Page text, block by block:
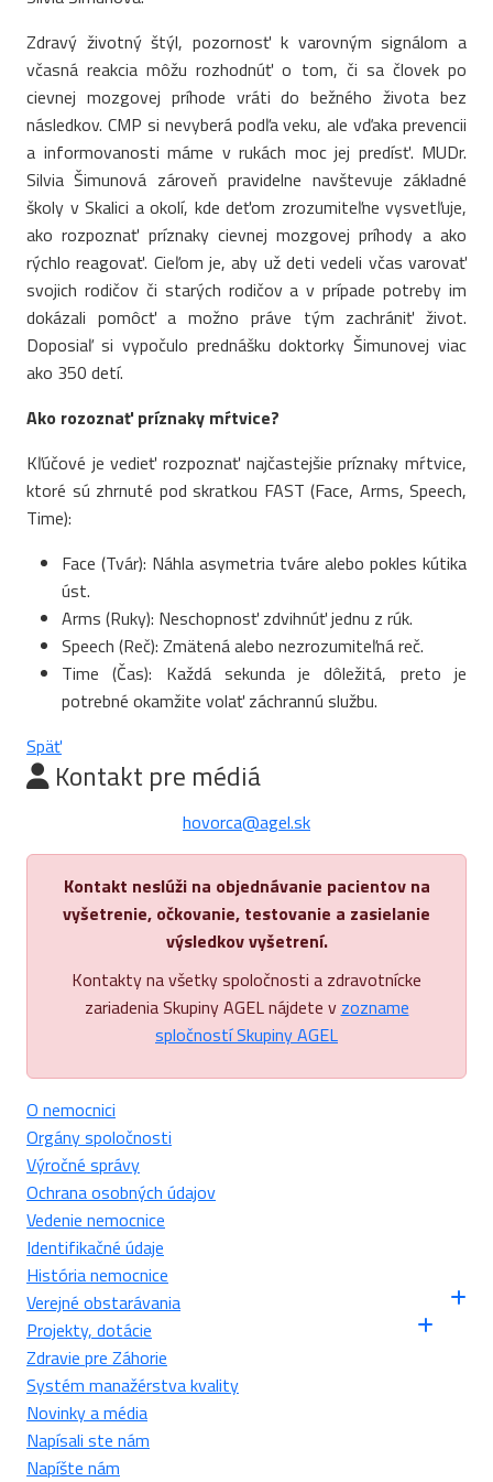
Zdravý životný štýl, pozornosť k varovným signálom a
včasná reakcia môžu rozhodnúť o tom, či sa človek po
cievnej mozgovej príhode vráti do bežného života bez
následkov. CMP si nevyberá podľa veku, ale vďaka prevencii
a informovanosti máme v rukách moc jej predísť. MUDr.
Silvia Šimunová zároveň pravidelne navštevuje základné
školy v Skalici a okolí, kde deťom zrozumiteľne vysvetľuje,
ako rozpoznať príznaky cievnej mozgovej príhody a ako
rýchlo reagovať. Cieľom je, aby už deti vedeli včas varovať
svojich rodičov či starých rodičov a v prípade potreby im
dokázali pomôcť a možno práve tým zachrániť život.
Doposiaľ si vypočulo prednášku doktorky Šimunovej viac
ako 350 detí.
Ako rozoznať príznaky mŕtvice?
Kľúčové je vedieť rozpoznať najčastejšie príznaky mŕtvice,
ktoré sú zhrnuté pod skratkou FAST (Face, Arms, Speech,
Time):
Face (Tvár): Náhla asymetria tváre alebo pokles kútika
úst.
Arms (Ruky): Neschopnosť zdvihnúť jednu z rúk.
Speech (Reč): Zmätená alebo nezrozumiteľná reč.
Time (Čas): Každá sekunda je dôležitá, preto je
potrebné okamžite volať záchrannú službu.
Späť
Kontakt pre médiá
hovorca@agel.sk
Kontakt neslúži na objednávanie pacientov na
vyšetrenie, očkovanie, testovanie a zasielanie
výsledkov vyšetrení.
Kontakty na všetky spoločnosti a zdravotnícke
zariadenia Skupiny AGEL nájdete v zozname
spločností Skupiny AGEL
O nemocnici
Orgány spoločnosti
Výročné správy
Ochrana osobných údajov
Vedenie nemocnice
Identifikačné údaje
História nemocnice
Verejné obstarávania
Projekty, dotácie
Zdravie pre Záhorie
Systém manažérstva kvality
Novinky a média
Napísali ste nám
Napíšte nám